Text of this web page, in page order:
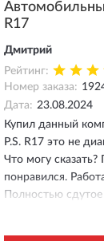
R17
Дмитрий
Рейтинг:
Номер заказа:
Дата: 23.08.2024
Купил данный
P.S. R17 это не
Что могу
понравился.
Полностью
вроде точно. Но